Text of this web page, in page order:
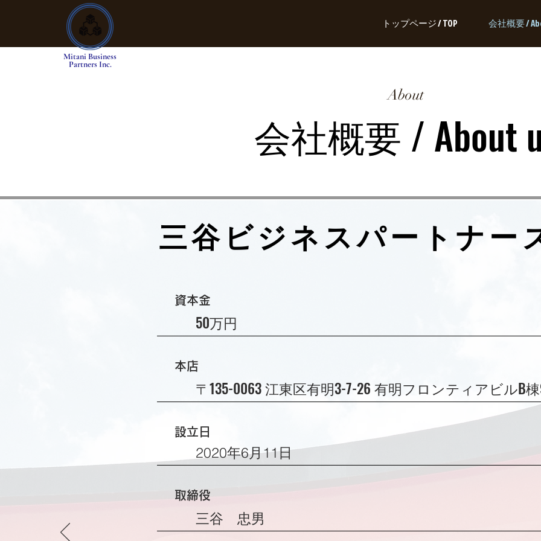
Mitani Business
Partners Inc.
トップページ / TOP 会社概要 /
About
会社概要 / About
三谷ビジネスパートナー
資本金
50万円
本店
〒135-0063 江東区有明3-7-26 有明フロンティアビルB
設立日
2020年6月11日
取締役
三谷 忠男